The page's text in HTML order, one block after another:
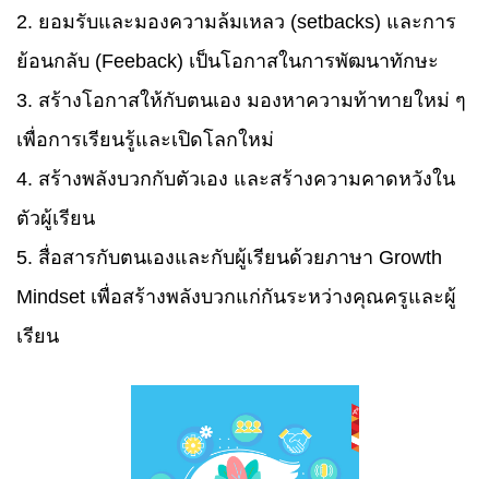
2. ยอมรับและมองความล้มเหลว (setbacks) และการ
ย้อนกลับ (Feeback) เป็นโอกาสในการพัฒนาทักษะ
3. สร้างโอกาสให้กับตนเอง มองหาความท้าทายใหม่ ๆ
เพื่อการเรียนรู้และเปิดโลกใหม่
4. สร้างพลังบวกกับตัวเอง และสร้างความคาดหวังใน
ตัวผู้เรียน
5. สื่อสารกับตนเองและกับผู้เรียนด้วยภาษา Growth
Mindset เพื่อสร้างพลังบวกแก่กันระหว่างคุณครูและผู้
เรียน